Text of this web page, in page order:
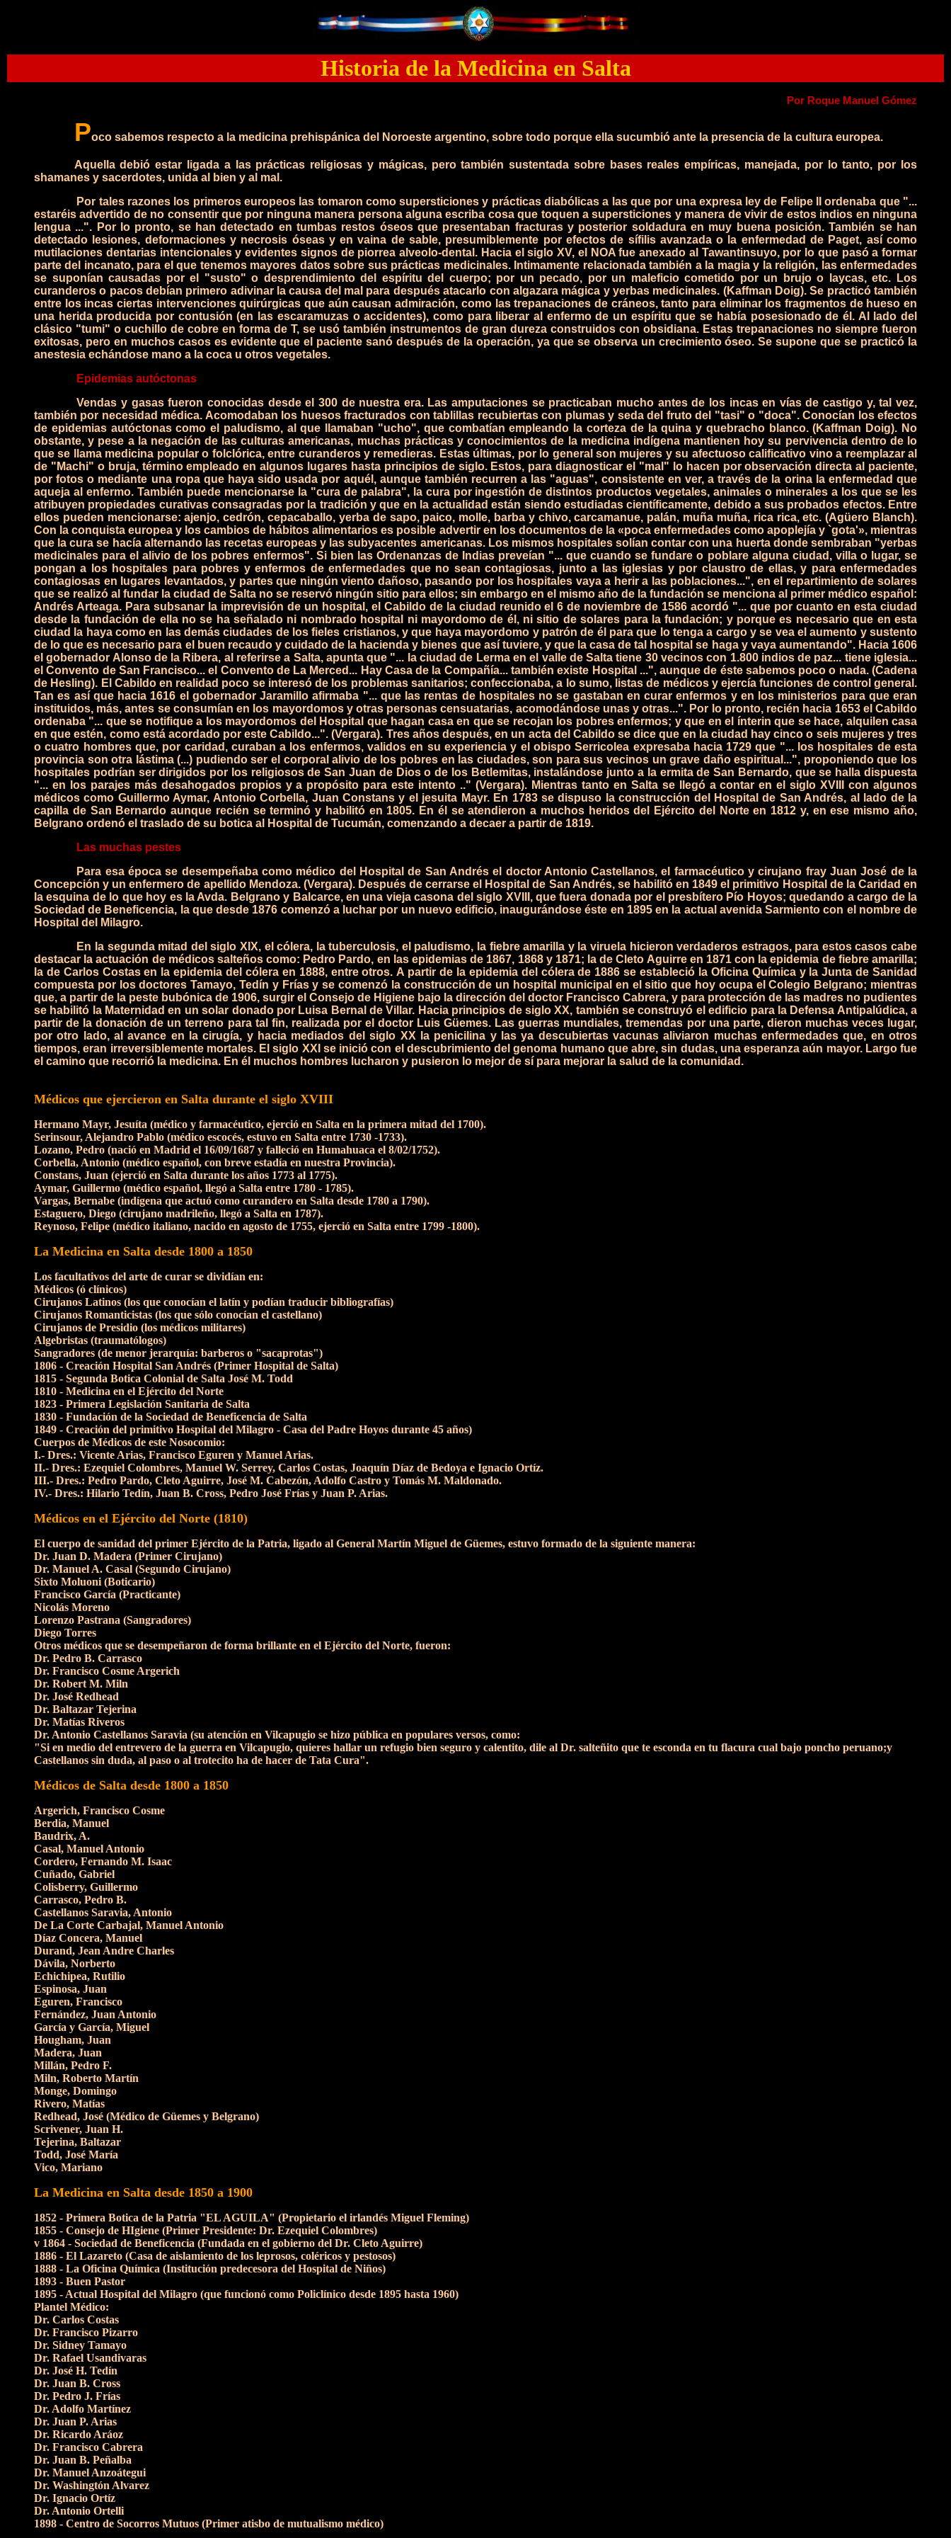
Historia de la Medicina en Salta
Por Roque Manuel Gómez
Poco sabemos respecto a la medicina prehispánica del Noroeste argentino, sobre todo porque ella sucumbió ante la presencia de la cultura europea.
Aquella debió estar ligada a las prácticas religiosas y mágicas, pero también sustentada sobre bases reales empíricas, manejada, por lo tanto, por los
shamanes y sacerdotes, unida al bien y al mal.
Por tales razones los primeros europeos las tomaron como supersticiones y prácticas diabólicas a las que por una expresa ley de Felipe II ordenaba que "...
estaréis advertido de no consentir que por ninguna manera persona alguna escriba cosa que toquen a supersticiones y manera de vivir de estos indios en ninguna
lengua ...". Por lo pronto, se han detectado en tumbas restos óseos que presentaban fracturas y posterior soldadura en muy buena posición. También se han
detectado lesiones, deformaciones y necrosis óseas y en vaina de sable, presumiblemente por efectos de sífilis avanzada o la enfermedad de Paget, así como
mutilaciones dentarias intencionales y evidentes signos de piorrea alveolo-dental. Hacia el siglo XV, el NOA fue anexado al Tawantinsuyo, por lo que pasó a formar
parte del incanato, para el que tenemos mayores datos sobre sus prácticas medicinales. Intimamente relacionada también a la magia y la religión, las enfermedades
se suponían causadas por el "susto" o desprendimiento del espíritu del cuerpo; por un pecado, por un maleficio cometido por un brujo o laycas, etc. Los
curanderos o pacos debían primero adivinar la causa del mal para después atacarlo con algazara mágica y yerbas medicinales. (Kaffman Doig). Se practicó también
entre los incas ciertas intervenciones quirúrgicas que aún causan admiración, como las trepanaciones de cráneos, tanto para eliminar los fragmentos de hueso en
una herida producida por contusión (en las escaramuzas o accidentes), como para liberar al enfermo de un espíritu que se había posesionado de él. Al lado del
clásico "tumi" o cuchillo de cobre en forma de T, se usó también instrumentos de gran dureza construidos con obsidiana. Estas trepanaciones no siempre fueron
exitosas, pero en muchos casos es evidente que el paciente sanó después de la operación, ya que se observa un crecimiento óseo. Se supone que se practicó la
anestesia echándose mano a la coca u otros vegetales.
Epidemias autóctonas
Vendas y gasas fueron conocidas desde el 300 de nuestra era. Las amputaciones se practicaban mucho antes de los incas en vías de castigo y, tal vez,
también por necesidad médica. Acomodaban los huesos fracturados con tablillas recubiertas con plumas y seda del fruto del "tasi" o "doca". Conocían los efectos
de epidemias autóctonas como el paludismo, al que llamaban "ucho", que combatían empleando la corteza de la quina y quebracho blanco. (Kaffman Doig). No
obstante, y pese a la negación de las culturas americanas, muchas prácticas y conocimientos de la medicina indígena mantienen hoy su pervivencia dentro de lo
que se llama medicina popular o folclórica, entre curanderos y remedieras. Estas últimas, por lo general son mujeres y su afectuoso calificativo vino a reemplazar al
de "Machi" o bruja, término empleado en algunos lugares hasta principios de siglo. Estos, para diagnosticar el "mal" lo hacen por observación directa al paciente,
por fotos o mediante una ropa que haya sido usada por aquél, aunque también recurren a las "aguas", consistente en ver, a través de la orina la enfermedad que
aqueja al enfermo. También puede mencionarse la "cura de palabra", la cura por ingestión de distintos productos vegetales, animales o minerales a los que se les
atribuyen propiedades curativas consagradas por la tradición y que en la actualidad están siendo estudiadas científicamente, debido a sus probados efectos. Entre
ellos pueden mencionarse: ajenjo, cedrón, cepacaballo, yerba de sapo, paico, molle, barba y chivo, carcamanue, palán, muña muña, rica rica, etc. (Agüero Blanch).
Con la conquista europea y los cambios de hábitos alimentarios es posible advertir en los documentos de la «poca enfermedades como apoplejía y `gota'», mientras
que la cura se hacía alternando las recetas europeas y las subyacentes americanas. Los mismos hospitales solían contar con una huerta donde sembraban "yerbas
medicinales para el alivio de los pobres enfermos". Si bien las Ordenanzas de Indias preveían "... que cuando se fundare o poblare alguna ciudad, villa o lugar, se
pongan a los hospitales para pobres y enfermos de enfermedades que no sean contagiosas, junto a las iglesias y por claustro de ellas, y para enfermedades
contagiosas en lugares levantados, y partes que ningún viento dañoso, pasando por los hospitales vaya a herir a las poblaciones...", en el repartimiento de solares
que se realizó al fundar la ciudad de Salta no se reservó ningún sitio para ellos; sin embargo en el mismo año de la fundación se menciona al primer médico español:
Andrés Arteaga. Para subsanar la imprevisión de un hospital, el Cabildo de la ciudad reunido el 6 de noviembre de 1586 acordó "... que por cuanto en esta ciudad
desde la fundación de ella no se ha señalado ni nombrado hospital ni mayordomo de él, ni sitio de solares para la fundación; y porque es necesario que en esta
ciudad la haya como en las demás ciudades de los fieles cristianos, y que haya mayordomo y patrón de él para que lo tenga a cargo y se vea el aumento y sustento
de lo que es necesario para el buen recaudo y cuidado de la hacienda y bienes que así tuviere, y que la casa de tal hospital se haga y vaya aumentando". Hacia 1606
el gobernador Alonso de la Ribera, al referirse a Salta, apunta que "... la ciudad de Lerma en el valle de Salta tiene 30 vecinos con 1.800 indios de paz... tiene iglesia...
el Convento de San Francisco... el Convento de La Merced... Hay Casa de la Compañía... también existe Hospital ...", aunque de éste sabemos poco o nada. (Cadena
de Hesling). El Cabildo en realidad poco se interesó de los problemas sanitarios; confeccionaba, a lo sumo, listas de médicos y ejercía funciones de control general.
Tan es así que hacia 1616 el gobernador Jaramillo afirmaba "... que las rentas de hospitales no se gastaban en curar enfermos y en los ministerios para que eran
instituidos, más, antes se consumían en los mayordomos y otras personas censuatarias, acomodándose unas y otras...". Por lo pronto, recién hacia 1653 el Cabildo
ordenaba "... que se notifique a los mayordomos del Hospital que hagan casa en que se recojan los pobres enfermos; y que en el ínterin que se hace, alquilen casa
en que estén, como está acordado por este Cabildo...". (Vergara). Tres años después, en un acta del Cabildo se dice que en la ciudad hay cinco o seis mujeres y tres
o cuatro hombres que, por caridad, curaban a los enfermos, validos en su experiencia y el obispo Serricolea expresaba hacia 1729 que "... los hospitales de esta
provincia son otra lástima (...) pudiendo ser el corporal alivio de los pobres en las ciudades, son para sus vecinos un grave daño espiritual...", proponiendo que los
hospitales podrían ser dirigidos por los religiosos de San Juan de Dios o de los Betlemitas, instalándose junto a la ermita de San Bernardo, que se halla dispuesta
"... en los parajes más desahogados propios y a propósito para este intento .." (Vergara). Mientras tanto en Salta se llegó a contar en el siglo XVIII con algunos
médicos como Guillermo Aymar, Antonio Corbella, Juan Constans y el jesuita Mayr. En 1783 se dispuso la construcción del Hospital de San Andrés, al lado de la
capilla de San Bernardo aunque recién se terminó y habilitó en 1805. En él se atendieron a muchos heridos del Ejército del Norte en 1812 y, en ese mismo año,
Belgrano ordenó el traslado de su botica al Hospital de Tucumán, comenzando a decaer a partir de 1819.
Las muchas pestes
Para esa época se desempeñaba como médico del Hospital de San Andrés el doctor Antonio Castellanos, el farmacéutico y cirujano fray Juan José de la
Concepción y un enfermero de apellido Mendoza. (Vergara). Después de cerrarse el Hospital de San Andrés, se habilitó en 1849 el primitivo Hospital de la Caridad en
la esquina de lo que hoy es la Avda. Belgrano y Balcarce, en una vieja casona del siglo XVIII, que fuera donada por el presbítero Pío Hoyos; quedando a cargo de la
Sociedad de Beneficencia, la que desde 1876 comenzó a luchar por un nuevo edificio, inaugurándose éste en 1895 en la actual avenida Sarmiento con el nombre de
Hospital del Milagro.
En la segunda mitad del siglo XIX, el cólera, la tuberculosis, el paludismo, la fiebre amarilla y la viruela hicieron verdaderos estragos, para estos casos cabe
destacar la actuación de médicos salteños como: Pedro Pardo, en las epidemias de 1867, 1868 y 1871; la de Cleto Aguirre en 1871 con la epidemia de fiebre amarilla;
la de Carlos Costas en la epidemia del cólera en 1888, entre otros. A partir de la epidemia del cólera de 1886 se estableció la Oficina Química y la Junta de Sanidad
compuesta por los doctores Tamayo, Tedín y Frías y se comenzó la construcción de un hospital municipal en el sitio que hoy ocupa el Colegio Belgrano; mientras
que, a partir de la peste bubónica de 1906, surgir el Consejo de Higiene bajo la dirección del doctor Francisco Cabrera, y para protección de las madres no pudientes
se habilitó la Maternidad en un solar donado por Luisa Bernal de Villar. Hacia principios de siglo XX, también se construyó el edificio para la Defensa Antipalúdica, a
partir de la donación de un terreno para tal fin, realizada por el doctor Luis Güemes. Las guerras mundiales, tremendas por una parte, dieron muchas veces lugar,
por otro lado, al avance en la cirugía, y hacia mediados del siglo XX la penicilina y las ya descubiertas vacunas aliviaron muchas enfermedades que, en otros
tiempos, eran irreversiblemente mortales. El siglo XXI se inició con el descubrimiento del genoma humano que abre, sin dudas, una esperanza aún mayor. Largo fue
el camino que recorrió la medicina. En él muchos hombres lucharon y pusieron lo mejor de sí para mejorar la salud de la comunidad.
Médicos que ejercieron en Salta durante el siglo XVIII
Hermano Mayr, Jesuíta (médico y farmacéutico, ejerció en Salta en la primera mitad del 1700).
Serinsour, Alejandro Pablo (médico escocés, estuvo en Salta entre 1730 -1733).
Lozano, Pedro (nació en Madrid el 16/09/1687 y falleció en Humahuaca el 8/02/1752).
Corbella, Antonio (médico español, con breve estadía en nuestra Provincia).
Constans, Juan (ejerció en Salta durante los años 1773 al 1775).
Aymar, Guillermo (médico español, llegó a Salta entre 1780 - 1785).
Vargas, Bernabe (indígena que actuó como curandero en Salta desde 1780 a 1790).
Estaguero, Diego (cirujano madrileño, llegó a Salta en 1787).
Reynoso, Felipe (médico italiano, nacido en agosto de 1755, ejerció en Salta entre 1799 -1800).
La Medicina en Salta desde 1800 a 1850
Los facultativos del arte de curar se dividían en:
Médicos (ó clínicos)
Cirujanos Latinos (los que conocían el latín y podían traducir bibliografías)
Cirujanos Romanticistas (los que sólo conocían el castellano)
Cirujanos de Presidio (los médicos militares)
Algebristas (traumatólogos)
Sangradores (de menor jerarquía: barberos o "sacaprotas")
1806 - Creación Hospital San Andrés (Primer Hospital de Salta)
1815 - Segunda Botica Colonial de Salta José M. Todd
1810 - Medicina en el Ejército del Norte
1823 - Primera Legislación Sanitaria de Salta
1830 - Fundación de la Sociedad de Beneficencia de Salta
1849 - Creación del primitivo Hospital del Milagro - Casa del Padre Hoyos durante 45 años)
Cuerpos de Médicos de este Nosocomio:
I.- Dres.: Vicente Arias, Francisco Eguren y Manuel Arias.
II.- Dres.: Ezequiel Colombres, Manuel W. Serrey, Carlos Costas, Joaquín Díaz de Bedoya e Ignacio Ortíz.
III.- Dres.: Pedro Pardo, Cleto Aguirre, José M. Cabezón, Adolfo Castro y Tomás M. Maldonado.
IV.- Dres.: Hilario Tedín, Juan B. Cross, Pedro José Frías y Juan P. Arias.
Médicos en el Ejército del Norte (1810)
El cuerpo de sanidad del primer Ejército de la Patria, ligado al General Martín Miguel de Güemes, estuvo formado de la siguiente manera:
Dr. Juan D. Madera (Primer Cirujano)
Dr. Manuel A. Casal (Segundo Cirujano)
Sixto Moluoni (Boticario)
Francisco García (Practicante)
Nicolás Moreno
Lorenzo Pastrana (Sangradores)
Diego Torres
Otros médicos que se desempeñaron de forma brillante en el Ejército del Norte, fueron:
Dr. Pedro B. Carrasco
Dr. Francisco Cosme Argerich
Dr. Robert M. Miln
Dr. José Redhead
Dr. Baltazar Tejerina
Dr. Matías Riveros
Dr. Antonio Castellanos Saravia (su atención en Vilcapugio se hizo pública en populares versos, como:
"Si en medio del entrevero de la guerra en Vilcapugio, quieres hallar un refugio bien seguro y calentito, dile al Dr. salteñito que te esconda en tu flacura cual bajo poncho peruano;y
Castellanos sin duda, al paso o al trotecito ha de hacer de Tata Cura".
Médicos de Salta desde 1800 a 1850
Argerich, Francisco Cosme
Berdia, Manuel
Baudrix, A.
Casal, Manuel Antonio
Cordero, Fernando M. Isaac
Cuñado, Gabriel
Colisberry, Guillermo
Carrasco, Pedro B.
Castellanos Saravia, Antonio
De La Corte Carbajal, Manuel Antonio
Díaz Concera, Manuel
Durand, Jean Andre Charles
Dávila, Norberto
Echichipea, Rutilio
Espinosa, Juan
Eguren, Francisco
Fernández, Juan Antonio
García y García, Miguel
Hougham, Juan
Madera, Juan
Millán, Pedro F.
Miln, Roberto Martín
Monge, Domingo
Rivero, Matías
Redhead, José (Médico de Güemes y Belgrano)
Scrivener, Juan H.
Tejerina, Baltazar
Todd, José María
Vico, Mariano
La Medicina en Salta desde 1850 a 1900
1852 - Primera Botica de la Patria "EL AGUILA" (Propietario el irlandés Miguel Fleming)
1855 - Consejo de HIgiene (Primer Presidente: Dr. Ezequiel Colombres)
v 1864 - Sociedad de Beneficencia (Fundada en el gobierno del Dr. Cleto Aguirre)
1886 - El Lazareto (Casa de aislamiento de los leprosos, coléricos y pestosos)
1888 - La Oficina Química (Institución predecesora del Hospital de Niños)
1893 - Buen Pastor
1895 - Actual Hospital del Milagro (que funcionó como Policlínico desde 1895 hasta 1960)
Plantel Médico:
Dr. Carlos Costas
Dr. Francisco Pizarro
Dr. Sidney Tamayo
Dr. Rafael Usandivaras
Dr. José H. Tedín
Dr. Juan B. Cross
Dr. Pedro J. Frías
Dr. Adolfo Martínez
Dr. Juan P. Arias
Dr. Ricardo Aráoz
Dr. Francisco Cabrera
Dr. Juan B. Peñalba
Dr. Manuel Anzoátegui
Dr. Washingtón Alvarez
Dr. Ignacio Ortíz
Dr. Antonio Ortelli
1898 - Centro de Socorros Mutuos (Primer atisbo de mutualismo médico)